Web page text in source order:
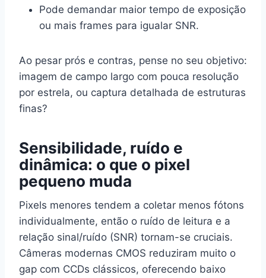
Pode demandar maior tempo de exposição
ou mais frames para igualar SNR.
Ao pesar prós e contras, pense no seu objetivo:
imagem de campo largo com pouca resolução
por estrela, ou captura detalhada de estruturas
finas?
Sensibilidade, ruído e
dinâmica: o que o pixel
pequeno muda
Pixels menores tendem a coletar menos fótons
individualmente, então o ruído de leitura e a
relação sinal/ruído (SNR) tornam-se cruciais.
Câmeras modernas CMOS reduziram muito o
gap com CCDs clássicos, oferecendo baixo